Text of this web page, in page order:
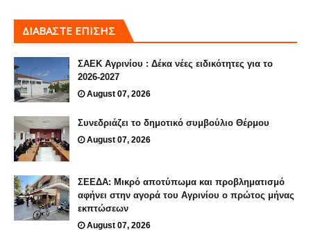
ΔΙΑΒΑΣΤΕ ΕΠΙΣΗΣ
ΣΑΕΚ Αγρινίου : Δέκα νέες ειδικότητες για το
2026-2027
August 07, 2026
Συνεδριάζει το δημοτικό συμβούλιο Θέρμου
August 07, 2026
ΣΕΕΔΑ: Μικρό αποτύπωμα και προβληματισμό
αφήνει στην αγορά του Αγρινίου ο πρώτος μήνας
εκπτώσεων
August 07, 2026